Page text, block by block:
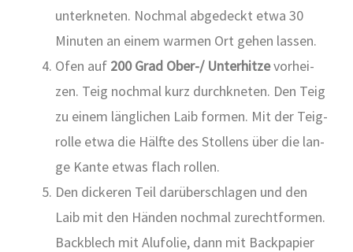
unter­kne­ten. Noch­mal abge­deckt etwa 30
Minu­ten an einem war­men Ort gehen las­sen.
Ofen auf 200 Grad Ober-/ Unter­hit­zevor­hei­
zen. Teig noch­mal kurz durch­kne­ten. Den Teig
zu einem läng­li­chen Laib for­men. Mit der Teig­
rol­le etwa die Hälf­te des Stol­lens über die lan­
ge Kan­te etwas flach rol­len.
Den dicke­ren Teil dar­über­schla­gen und den
Laib mit den Hän­den noch­mal zurecht­for­men.
Back­blech mit Alu­fo­lie, dann mit Back­pa­pier